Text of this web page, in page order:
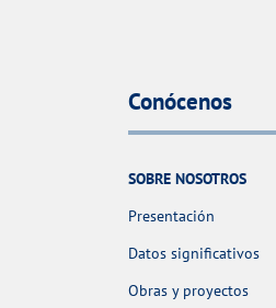
Conócenos
SOBRE NOSOTROS
Presentación
Datos significativos
Obras y proyectos